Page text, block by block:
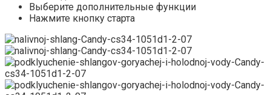
Выберите дополнительные функции
Нажмите кнопку старта